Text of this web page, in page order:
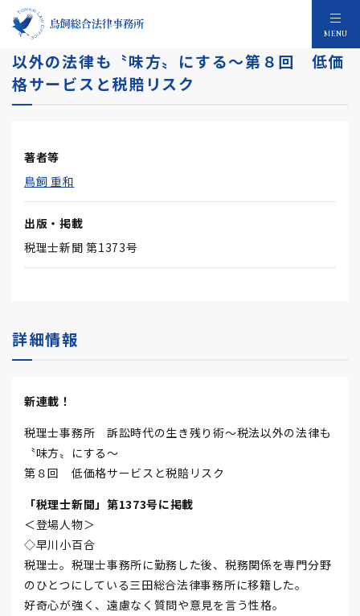
MENU
税理士事務所 訴訟時代の生き残り術～税法
以外の法律も〝味方〟にする～第８回 低価
格サービスと税賠リスク
著者等
鳥飼 重和
出版・掲載
税理士新聞 第1373号
詳細情報
新連載！
税理士事務所 訴訟時代の生き残り術～税法以外の法律も
〝味方〟にする～
第８回 低価格サービスと税賠リスク
「税理士新聞」第1373号に掲載
＜登場人物＞
◇早川小百合
税理士。税理士事務所に勤務した後、税務関係を専門分野
のひとつにしている三田総合法律事務所に移籍した。
好奇心が強く、遠慮なく質問や意見を言う性格。